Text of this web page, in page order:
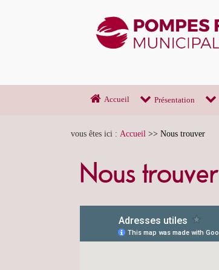
Accueil Présentation
vous êtes ici : Accueil >> Nous trouver
Nous trouver